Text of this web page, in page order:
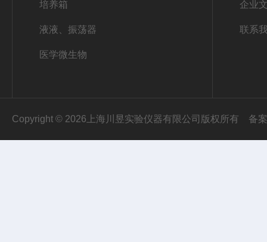
培养箱
液液、振荡器
医学微生物
企业
联系
Copyright © 2026上海川昱实验仪器有限公司版权所有 备